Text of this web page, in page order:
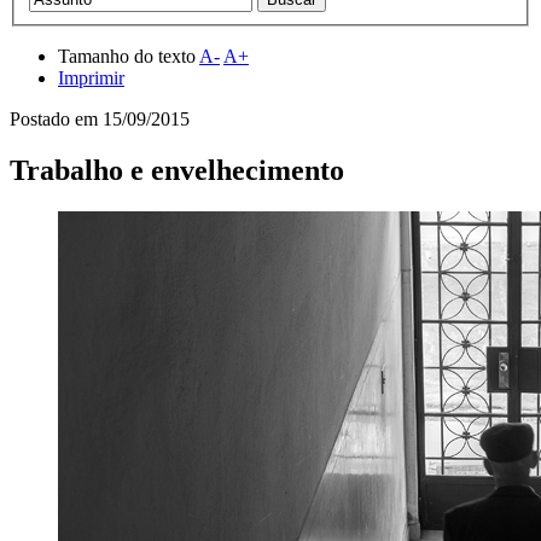
Tamanho do texto A- A+
Imprimir
Postado em 15/09/2015
Trabalho e envelhecimento